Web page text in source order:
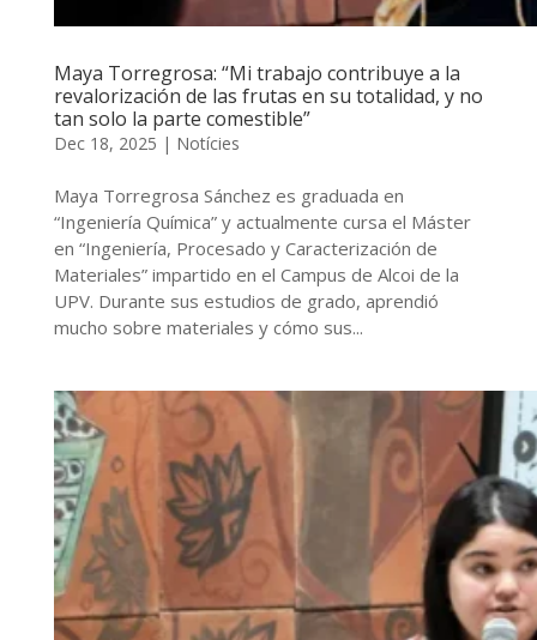
Maya Torregrosa: “Mi trabajo contribuye a la
revalorización de las frutas en su totalidad, y no
tan solo la parte comestible”
Dec 18, 2025 | Notícies
Maya Torregrosa Sánchez es graduada en
“Ingeniería Química” y actualmente cursa el Máster
en “Ingeniería, Procesado y Caracterización de
Materiales” impartido en el Campus de Alcoi de la
UPV. Durante sus estudios de grado, aprendió
mucho sobre materiales y cómo sus...